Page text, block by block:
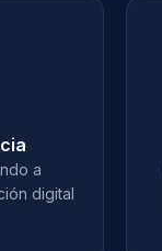
a
digital